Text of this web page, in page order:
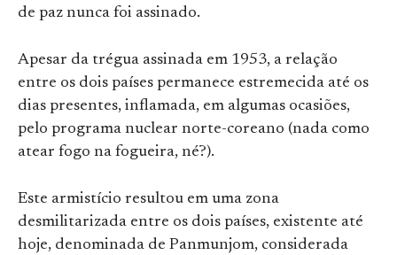
de paz nunca foi assinado.
Apesar da trégua assinada em 1953, a relação
entre os dois países permanece estremecida até os
dias presentes, inflamada, em algumas ocasiões,
pelo programa nuclear norte-coreano (nada como
atear fogo na fogueira, né?).
Este armistício resultou em uma zona
desmilitarizada entre os dois países, existente até
hoje, denominada de Panmunjom, considerada